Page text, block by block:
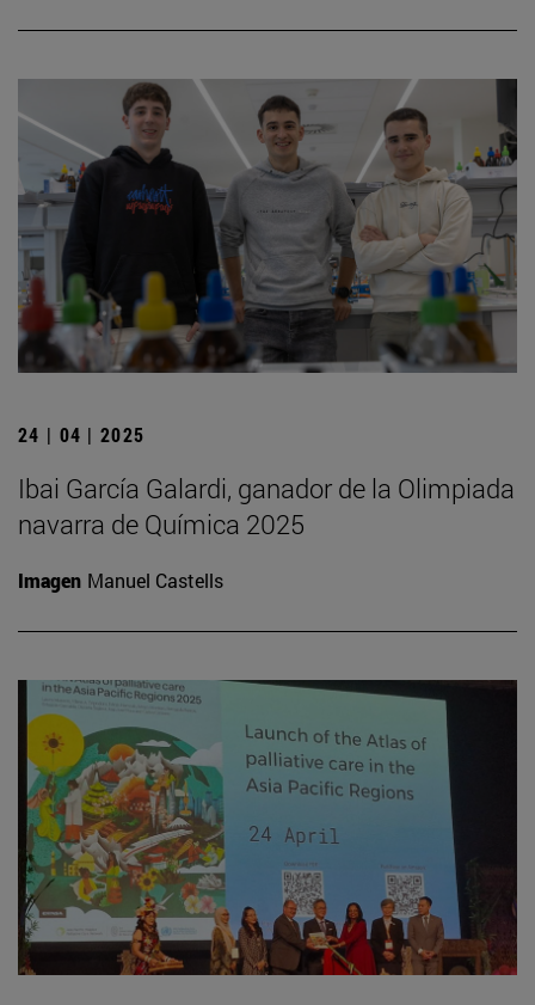
24 | 04 | 2025
Ibai García Galardi, ganador de la Olimpiada
navarra de Química 2025
Imagen Manuel Castells